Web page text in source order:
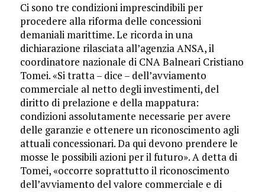
Ci sono tre condizioni imprescindibili per
procedere alla riforma delle concessioni
demaniali marittime. Le ricorda in una
dichiarazione rilasciata all’agenzia ANSA, il
coordinatore nazionale di CNA Balneari Cristiano
Tomei. «Si tratta – dice – dell’avviamento
commerciale al netto degli investimenti, del
diritto di prelazione e della mappatura:
condizioni assolutamente necessarie per avere
delle garanzie e ottenere un riconoscimento agli
attuali concessionari. Da qui devono prendere le
mosse le possibili azioni per il futuro». A detta di
Tomei, «occorre soprattutto il riconoscimento
dell’avviamento del valore commerciale e di